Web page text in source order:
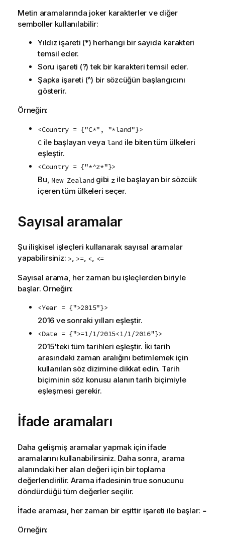
Metin aramalarında joker karakterler ve diğer
semboller kullanılabilir:
Yıldız işareti (*) herhangi bir sayıda karakteri
temsil eder.
Soru işareti (?) tek bir karakteri temsil eder.
Şapka işareti (^) bir sözcüğün başlangıcını
gösterir.
Örneğin:
<Country = {"C*", "*land"}>
Cile başlayan veya land ile biten tüm ülkeleri
eşleştir.
<Country = {"*^z*"}>
Bu, New Zealand gibi zile başlayan bir sözcük
içeren tüm ülkeleri seçer.
Sayısal aramalar
Şu ilişkisel işleçleri kullanarak sayısal aramalar
yapabilirsiniz: >, >=, <, <=
Sayısal arama, her zaman bu işleçlerden biriyle
başlar. Örneğin:
<Year = {">2015"}>
2016 ve sonraki yılları eşleştir.
<Date = {">=1/1/2015<1/1/2016"}>
2015'teki tüm tarihleri eşleştir. İki tarih
arasındaki zaman aralığını betimlemek için
kullanılan söz dizimine dikkat edin. Tarih
biçiminin söz konusu alanın tarih biçimiyle
eşleşmesi gerekir.
İfade aramaları
Daha gelişmiş aramalar yapmak için ifade
aramalarını kullanabilirsiniz. Daha sonra, arama
alanındaki her alan değeri için bir toplama
değerlendirilir. Arama ifadesinin true sonucunu
döndürdüğü tüm değerler seçilir.
İfade araması, her zaman bir eşittir işareti ile başlar: =
Örneğin: